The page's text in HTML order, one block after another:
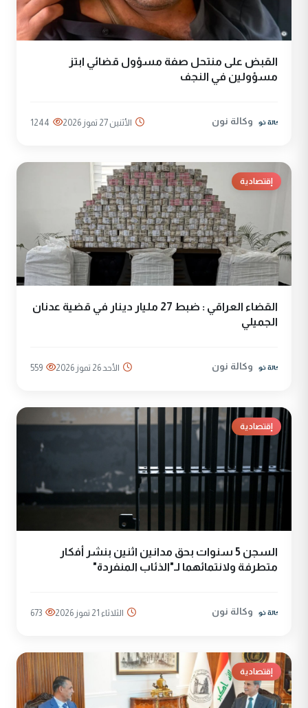
القبض على منتحل صفة مسؤول قضائي ابتز
مسؤولين في النجف
وكالة نون الأثنين 27 تموز 2026 1244
إقتصادية
القضاء العراقي : ضبط 27 مليار دينار في قضية عدنان
الجميلي
وكالة نون الأحد 26 تموز 2026 559
إقتصادية
السجن 5 سنوات بحق مدانين اثنين بنشر أفكار
متطرفة ولانتمائهما لـ"الذئاب المنفردة"
وكالة نون الثلاثاء 21 تموز 2026 673
إقتصادية